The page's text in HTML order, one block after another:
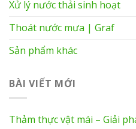
Xử lý nước thải sinh hoạt
Thoát nước mưa | Graf
Sản phẩm khác
BÀI VIẾT MỚI
Thảm thực vật mái – Giải